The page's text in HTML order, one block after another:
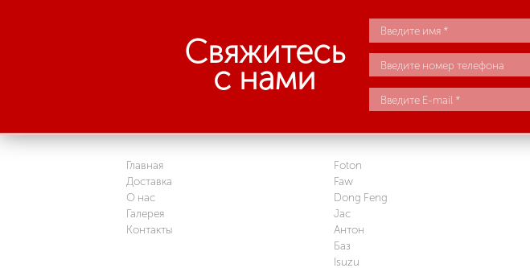
Свяжитесь
с нами
Главная
Доставка
О нас
Галерея
Контакты
Foton
Faw
Dong Feng
Jac
Антон
Баз
Isuzu